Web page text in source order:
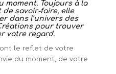
moment. Toujours à la
savoir-faire, elle
dans l’univers des
pour trouver
votre regard.
le reflet de votre
du moment, de votre